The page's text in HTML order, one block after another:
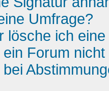
Umfrage?
lösche ich
Forum